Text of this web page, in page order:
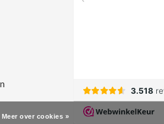
Meer over cookies »